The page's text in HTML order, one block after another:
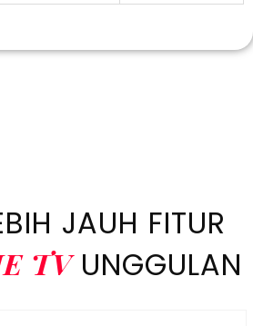
JAUH FITUR
TVUNGGULAN